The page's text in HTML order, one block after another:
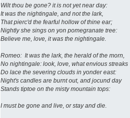
Wilt thou be gone? it is not yet near day:
It was the nightingale, and not the lark,
That pierc'd the fearful hollow of thine ear;
Nightly she sings on yon pomegranate tree:
Believe me, love, it was the nightingale.
Romeo: It was the lark, the herald of the morn,
No nightingale: look, love, what envious streaks
Do lace the severing clouds in yonder east:
Night's candles are burnt out, and jocund day
Stands tiptoe on the misty mountain tops:
I must be gone and live, or stay and die.